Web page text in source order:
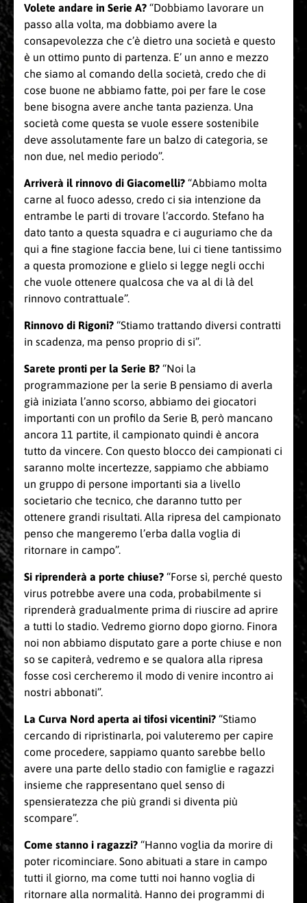
Volete andare in Serie A? “Dobbiamo lavorare un
passo alla volta, ma dobbiamo avere la
consapevolezza che c’è dietro una società e questo
è un ottimo punto di partenza. E’ un anno e mezzo
che siamo al comando della società, credo che di
cose buone ne abbiamo fatte, poi per fare le cose
bene bisogna avere anche tanta pazienza. Una
società come questa se vuole essere sostenibile
deve assolutamente fare un balzo di categoria, se
non due, nel medio periodo”.
Arriverà il rinnovo di Giacomelli? “Abbiamo molta
carne al fuoco adesso, credo ci sia intenzione da
entrambe le parti di trovare l’accordo. Stefano ha
dato tanto a questa squadra e ci auguriamo che da
qui a fine stagione faccia bene, lui ci tiene tantissimo
a questa promozione e glielo si legge negli occhi
che vuole ottenere qualcosa che va al di là del
rinnovo contrattuale”.
Rinnovo di Rigoni? “Stiamo trattando diversi contratti
in scadenza, ma penso proprio di si”.
Sarete pronti per la Serie B? “Noi la
programmazione per la serie B pensiamo di averla
già iniziata l’anno scorso, abbiamo dei giocatori
importanti con un profilo da Serie B, però mancano
ancora 11 partite, il campionato quindi è ancora
tutto da vincere. Con questo blocco dei campionati ci
saranno molte incertezze, sappiamo che abbiamo
un gruppo di persone importanti sia a livello
societario che tecnico, che daranno tutto per
ottenere grandi risultati. Alla ripresa del campionato
penso che mangeremo l’erba dalla voglia di
ritornare in campo”.
Si riprenderà a porte chiuse? “Forse sì, perché questo
virus potrebbe avere una coda, probabilmente si
riprenderà gradualmente prima di riuscire ad aprire
a tutti lo stadio. Vedremo giorno dopo giorno. Finora
noi non abbiamo disputato gare a porte chiuse e non
so se capiterà, vedremo e se qualora alla ripresa
fosse così cercheremo il modo di venire incontro ai
nostri abbonati”.
La Curva Nord aperta ai tifosi vicentini? “Stiamo
cercando di ripristinarla, poi valuteremo per capire
come procedere, sappiamo quanto sarebbe bello
avere una parte dello stadio con famiglie e ragazzi
insieme che rappresentano quel senso di
spensieratezza che più grandi si diventa più
scompare”.
Come stanno i ragazzi? “Hanno voglia da morire di
poter ricominciare. Sono abituati a stare in campo
tutti il giorno, ma come tutti noi hanno voglia di
ritornare alla normalità. Hanno dei programmi di